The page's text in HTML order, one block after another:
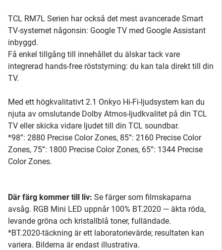
TCL RM7L Serien har också det mest avancerade Smart
TV-systemet någonsin: Google TV med Google Assistant
inbyggd.
Få enkel tillgång till innehållet du älskar tack vare
integrerad hands-free röststyrning: du kan tala direkt till din
TV.
Med ett högkvalitativt 2.1 Onkyo Hi-Fi-ljudsystem kan du
njuta av omslutande Dolby Atmos-ljudkvalitet på din TCL
TV eller skicka vidare ljudet till din TCL soundbar.
*98”: 2880 Precise Color Zones, 85”: 2160 Precise Color
Zones, 75”: 1800 Precise Color Zones, 65”: 1344 Precise
Color Zones.
Där färg kommer till liv: Se färger som filmskaparna
avsåg. RGB Mini LED uppnår 100% BT.2020 — äkta röda,
levande gröna och kristallblå toner, fulländade.
*BT.2020-täckning är ett laboratorievärde; resultaten kan
variera. Bilderna är endast illustrativa.